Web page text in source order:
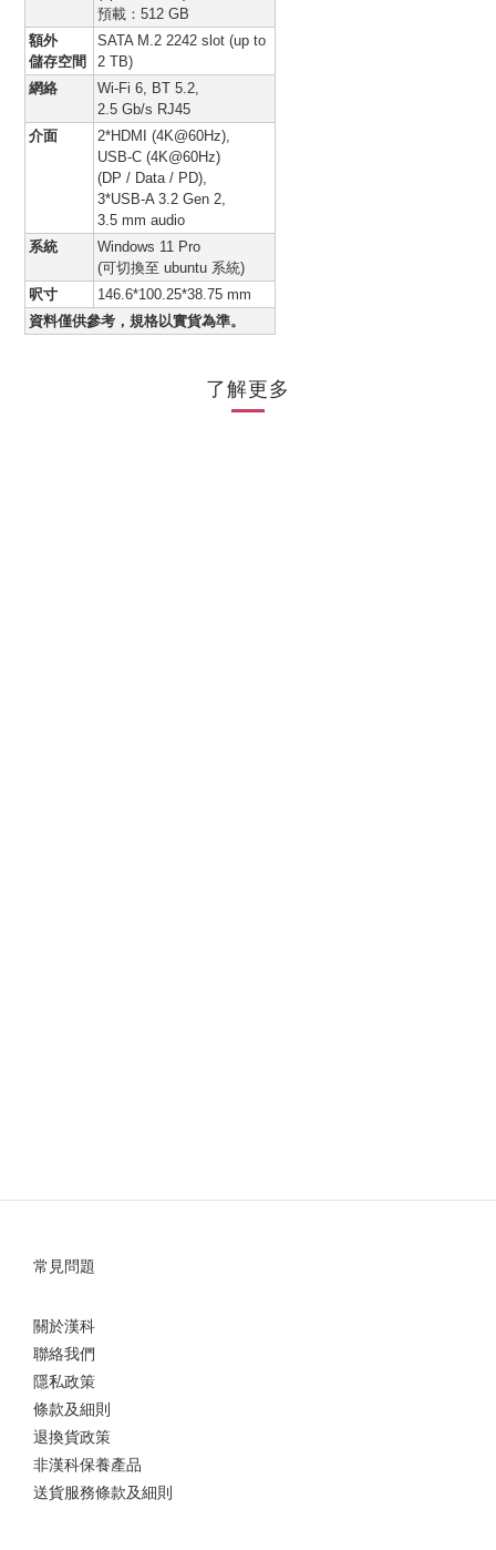
預載：512 GB
額外
儲存空間
SATA M.2 2242 slot (up to
2 TB)
網絡
Wi-Fi 6, BT 5.2,
2.5 Gb/s RJ45
介面
2*HDMI (4K@60Hz),
USB-C (4K@60Hz)
(DP / Data / PD),
3*USB-A 3.2 Gen 2,
3.5 mm audio
系統
Windows 11 Pro
(可切換至 ubuntu 系統)
呎寸
146.6*100.25*38.75 mm
資料僅供參考，規格以實貨為準。
了解更多
常見問題
關於漢科
聯絡我們
隱私政策
條款及細則
退換貨政策
非漢科保養產品
送貨服務條款及細則